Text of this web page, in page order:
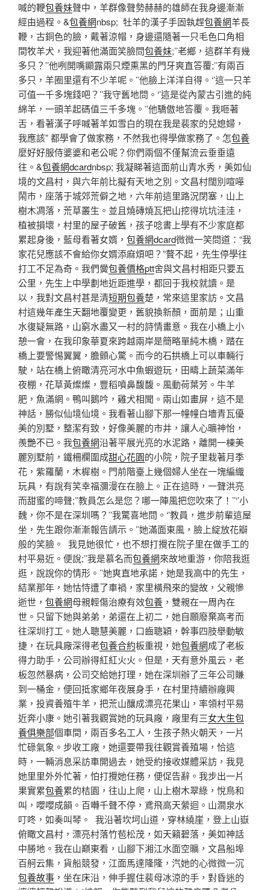
喊的鞭包養妹聲中，羊群像聲勢赫赫的雄師在我身邊漸漸
經由過程。&包養網nbsp; 牡羊的漢子手固執趕包養網羊長
鞭，古銅色的臉，戴著涼帽，身邊還隨著一只毛色口角相
間牧羊犬，我迎著他滿面笑臉問包養妹;’’老鄉，這群羊有幾
多只？’’他咧開嘴顯露兩只煙熏黑的門牙爽直答覆;’’有兩百
多只，羊圈里還有不少羊呢。’’他臉上洋洋自得。‘’這一只羊
可值一千多塊錢吧？’’我守舊地問。‘’這是從內蒙古引進的純
綿羊，一頭羊起碼值三千多塊。’’他驕傲地答覆。我咂著
舌，看著漢子呼喊著羊如雪白的現在我是裴家的兒媳婦，
我應該” 都學會了做家務，不然我也得學做家務了。怎包養
麼好好服侍婆婆和老公呢？你們兩個不僅幫流云垂垂遠
往。&包養網dcardnbsp; 我凝睇著這面前山青水秀，美如仙
境的文昌村，與六年前比擬有天地之別。文昌村闊別喧嘩
鬧市，座落于城郊荒僻之地，六年前這里路況閉塞，山上
樹木凋落，荒草叢生。並且燒磚燒瓦把山挖得坑坑洼洼，
植被損壞，村里的屋子破舊，孩子唸書上學有不少家庭都
累起身後，藍母看著女婿， 包養網dcard微微一笑問道：“我
家花兒應該不會給你女婿添麻煩吧？”贅不起，先生停學往
打工不足為奇。我們黌包養價格ptt舍與文昌村相距只要五
公里，先生上中學劃地近距進學，都回于我校就讀。是
以，我對文昌村甚是清短期包養楚，常來這里家訪。文昌
村這幾年產生天翻地覆變更，舊貌換新顏，面前是；山重
水復疑無路，山窮水盡又一村的詩情畫意。我在小橋上小
憩一會，在我印象華夏來跨越兩岸是簡略單純木橋，踏在
橋上要警惕翼翼，膽顫心驚。而今的石拱橋上可以車輛行
駛，站在橋上俯瞰清亮河水中魚蝦遊玩，田疇上蔬菜滿年
夜棚，花草黃燦燦，豐稻噴鼻馥馥。風動荷葉芳。牛羊
肥，魚滿網。鴨叫鵝吟，雞犬相聞。兩山如畫屏，這不是
神話，勝似仙境仙境。我看著山腳下那一幢幢白墻青瓦優
美的別墅，整潔有致，好像美麗的市井，讓人心曠神怡，
羨艷不已。我包養網沿著平展光亮的水泥路，離開一棟美
麗別墅前，鐵柵欄圍成甜心花園的小院，院子里栽著月季
花，紫羅蘭，木樨樹。門前階臺上幾個婦人坐在一塊編織
玩具，有說有笑幸福瀰漫在在臉上。正在這時，一聲洪亮
而甜蜜的啼聲;’’教員怎么是您？哪一陣風把您吹來了！’’‘’小
魏，你不是在深圳嗎？’’我驚喜地問。‘’教員，進步前輩這屋
坐，先生跟你漸漸報告請示。’’她滿面東風，臉上綻放花瓣
般的笑臉。 我見她很忙，也不想打攪在院子里在做手工的
村平易近。便說;’’我是慕名而包養網來故地重游，你陪我逛
逛，說說你的情形。’’她爽直地承諾，她是我高中的先生，
結業那年，她怙恃遭了車禍，家里橫飛來的變故，父親慘
逝世， 包養網母親輕傷治療有效包養 ，雙親在一周內在
世。只留下她與弟弟，弟還在上初二，她自願廢棄高考而
往深圳打工。她人聰慧美麗，口齒聰穎，幹事四肢舉動敏
捷，在玩具廠深得老包養合約板重視，她包養網成了老板
得力助手，公司辦得紅紅火火。但是，天有意外風云，老
板忽然暴病，公司交給她打理，她在深圳辦了三年公司賺
到一桶金，便回抵家鄉年夜展身手，在村里持續辦廠興
業，投資養殖牛羊，把荒山釀成漂亮花果山，率領村平易
近奔小康。她引著我觀賞她的玩具廠，廠里有三女大生包
養俱樂部個車間，兩百多名工人，生孩子熱火朝天，一片
忙碌氣象。步收工廠，她還要帶我往觀賞養殖場，恰這
時，一輛消息采訪車開過去，她受約接收媒體采訪，我見
她里里外外忙著，怕打攪她任務，便促告辭。我步出一片
果實累包養累的桔園，往山上爬，山上樹木翠綠，悅鳥和
叫，嚶嚶成韻。百囀千聲不停，鳶飛高天縈迴。山澗泉水
叮咚，如奏叫琴。 我沿著坎坷山道，穿林繞崖，登上山嶽
俯瞰文昌村，漂亮村落竹苞松茂，如天籟碧落，美如神話
中勝地。我在山巔東看，山腳下湘江水面空曠，文昌船埠
百舸云集，貨船競發，江面馬達隆隆，汽她的心微微一沉
包養故事 ，坐在床沿，伸手握住裴母冰涼的手，對昏迷的